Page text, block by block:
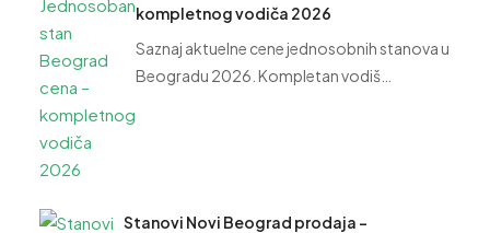
kompletnog vodiča 2026
Saznaj aktuelne cene jednosobnih stanova u
Beogradu 2026. Kompletan vodiš…
Stanovi Novi Beograd prodaja –